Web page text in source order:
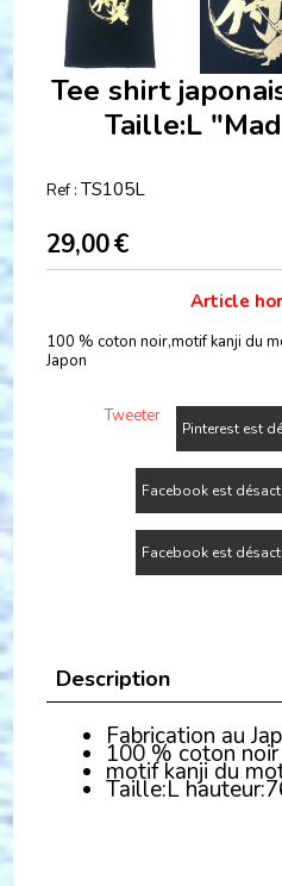
Tee shirt
Taille:L
Ref : TS105L
29,00€
Article
100 % coton noir,motif kanji du
Japon
Tweeter
Pinterest est
Facebook est
Facebook est
Description
Fabrication au
100 % coton noir
motif kanji du
Taille:L